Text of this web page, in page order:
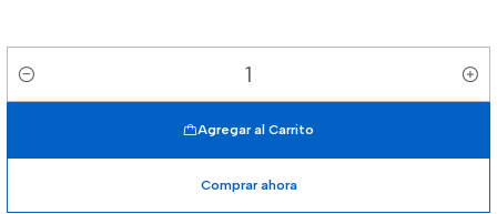
Cantidad
Agregar al Carrito
Comprar ahora